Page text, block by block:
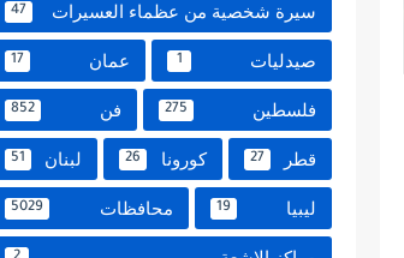
سيرة شخصية من عظماء العسيرات 47
صيدليات 1 عمان 17
فلسطين 275 فن 852
قطر 27 كورونا 26 لبنان 51
ليبيا 19 محافظات 5029